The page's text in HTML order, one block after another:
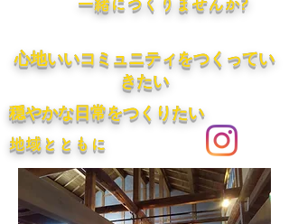
一緒につくりませんか?
​心地いいコミュニティをつくってい
きたい​
​穏やかな日常をつくりたい
​地域とともに